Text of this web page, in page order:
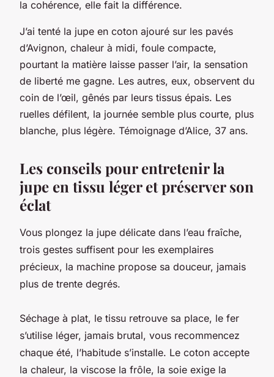
la cohérence, elle fait la différence.
J’ai tenté la jupe en coton ajouré sur les pavés
d’Avignon, chaleur à midi, foule compacte,
pourtant la matière laisse passer l’air, la sensation
de liberté me gagne. Les autres, eux, observent du
coin de l’œil, gênés par leurs tissus épais. Les
ruelles défilent, la journée semble plus courte, plus
blanche, plus légère. Témoignage d’Alice, 37 ans.
Les conseils pour entretenir la
jupe en tissu léger et préserver son
éclat
Vous plongez la jupe délicate dans l’eau fraîche,
trois gestes suffisent pour les exemplaires
précieux, la machine propose sa douceur, jamais
plus de trente degrés.
Séchage à plat, le tissu retrouve sa place, le fer
s’utilise léger, jamais brutal, vous recommencez
chaque été, l’habitude s’installe. Le coton accepte
la chaleur, la viscose la frôle, la soie exige la